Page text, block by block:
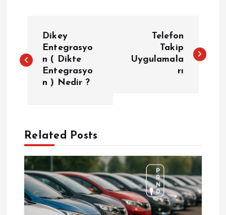
a
g
e
z
Dikey
Entegrasyo
n ( Dikte
Entegrasyo
n ) Nedir ?
Telefon
Takip
Uygulamala
rı
Related Posts